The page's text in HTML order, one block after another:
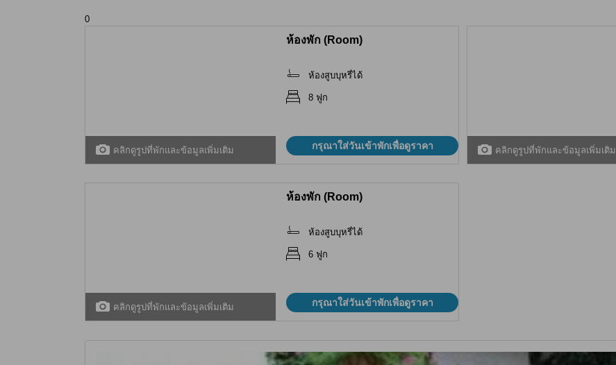
0
คลิกดูรูปที่พักและข้อมูลเพิ่มเติม
ห้องพัก (Room)
ห้องสูบบุหรี่ได้
8 ฟูก
กรุณาใส่วันเข้าพักเพื่อดูราคา คลิกดูรูปที่พักและข้อมูลเพิ่มเติม
คลิกดูรูปที่พักและข้อมูลเพิ่มเติม
ห้องพัก (Room)
ห้องสูบบุหรี่ได้
6 ฟูก
กรุณาใส่วันเข้าพักเพื่อดูราคา